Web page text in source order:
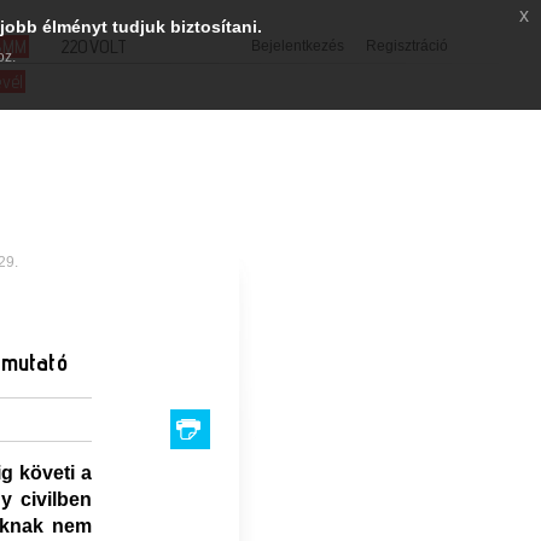
Bejelentkezés Regisztráció
220VOLT
követi a
civilben
nem
élményt tudjuk biztosítani.
x